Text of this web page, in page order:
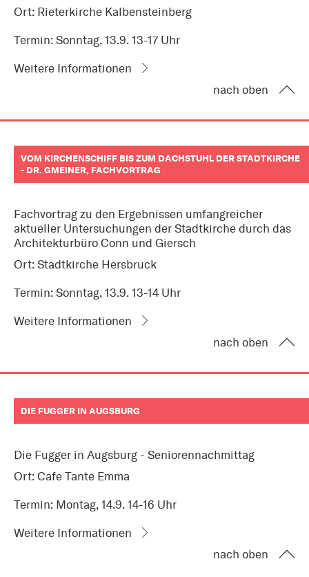
Ort: Rieterkirche Kalbensteinberg
Termin: Sonntag, 13.9. 13-17 Uhr
Weitere Informationen
nach oben
VOM KIRCHENSCHIFF BIS ZUM DACHSTUHL DER STADTKIRCHE
- DR. GMEINER, FACHVORTRAG
Fachvortrag zu den Ergebnissen umfangreicher
aktueller Untersuchungen der Stadtkirche durch das
Architekturbüro Conn und Giersch
Ort: Stadtkirche Hersbruck
Termin: Sonntag, 13.9. 13-14 Uhr
Weitere Informationen
nach oben
DIE FUGGER IN AUGSBURG
Die Fugger in Augsburg - Seniorennachmittag
Ort: Cafe Tante Emma
Termin: Montag, 14.9. 14-16 Uhr
Weitere Informationen
nach oben